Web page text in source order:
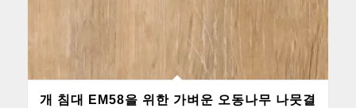
개 침대 EM58을 위한 가벼운 오동나무 나뭇결